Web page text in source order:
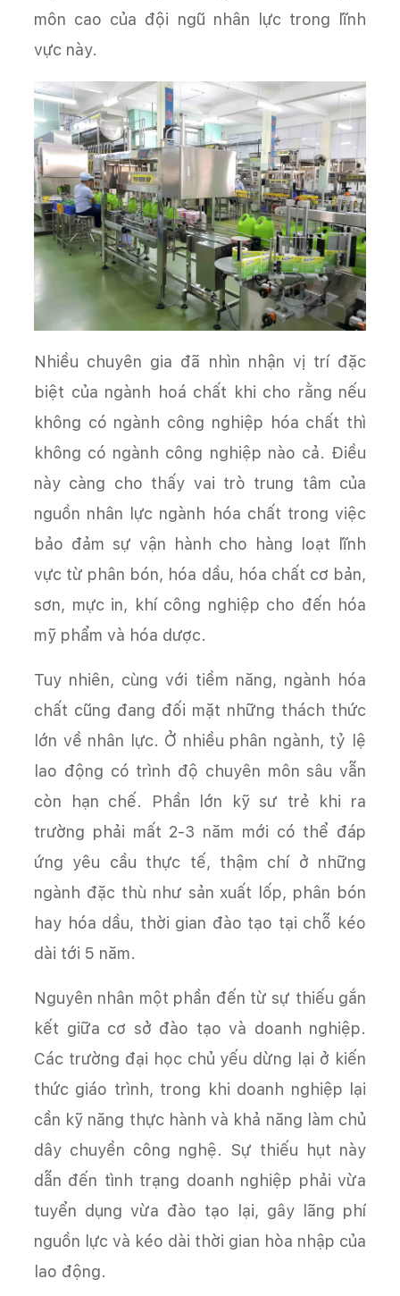
môn cao của đội ngũ nhân lực trong lĩnh
vực này.
Nhiều chuyên gia đã nhìn nhận vị trí đặc
biệt của ngành hoá chất khi cho rằng nếu
không có ngành công nghiệp hóa chất thì
không có ngành công nghiệp nào cả. Điều
này càng cho thấy vai trò trung tâm của
nguồn nhân lực ngành hóa chất trong việc
bảo đảm sự vận hành cho hàng loạt lĩnh
vực từ phân bón, hóa dầu, hóa chất cơ bản,
sơn, mực in, khí công nghiệp cho đến hóa
mỹ phẩm và hóa dược.
Tuy nhiên, cùng với tiềm năng, ngành hóa
chất cũng đang đối mặt những thách thức
lớn về nhân lực. Ở nhiều phân ngành, tỷ lệ
lao động có trình độ chuyên môn sâu vẫn
còn hạn chế. Phần lớn kỹ sư trẻ khi ra
trường phải mất 2-3 năm mới có thể đáp
ứng yêu cầu thực tế, thậm chí ở những
ngành đặc thù như sản xuất lốp, phân bón
hay hóa dầu, thời gian đào tạo tại chỗ kéo
dài tới 5 năm.
Nguyên nhân một phần đến từ sự thiếu gắn
kết giữa cơ sở đào tạo và doanh nghiệp.
Các trường đại học chủ yếu dừng lại ở kiến
thức giáo trình, trong khi doanh nghiệp lại
cần kỹ năng thực hành và khả năng làm chủ
dây chuyền công nghệ. Sự thiếu hụt này
dẫn đến tình trạng doanh nghiệp phải vừa
tuyển dụng vừa đào tạo lại, gây lãng phí
nguồn lực và kéo dài thời gian hòa nhập của
lao động.